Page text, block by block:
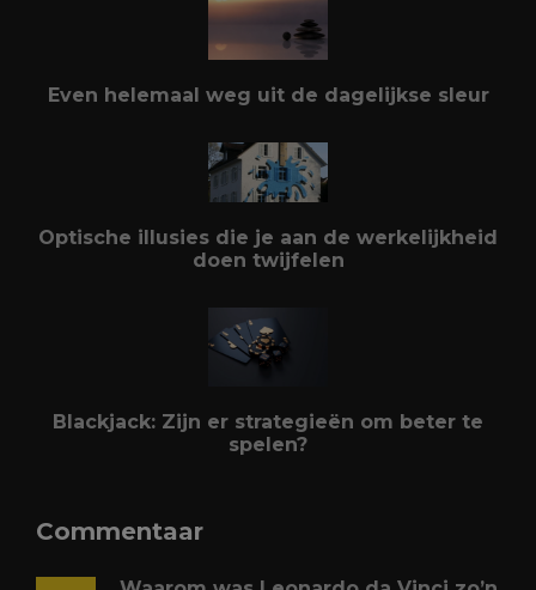
Even helemaal weg uit de dagelijkse sleur
Optische illusies die je aan de werkelijkheid
doen twijfelen
Blackjack: Zijn er strategieën om beter te
spelen?
Commentaar